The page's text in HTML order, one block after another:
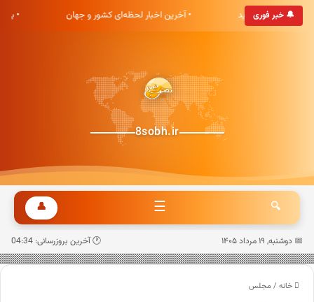
🔔 خبر فوری
هشت صبح خوش آمدید • آخرین اخبار لحظه‌ای کشور و جهان •
8sobh.ir
🔍
☰
👤
📅 دوشنبه, ۱۹ مرداد ۱۴۰۵ 🕐 آخرین بروزرسانی: 04:34
خانه /مجلس